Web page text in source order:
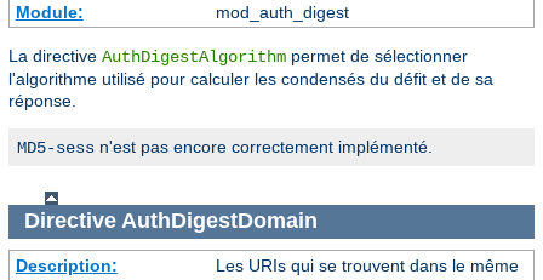
Module:
mod_auth_digest
La directive AuthDigestAlgorithm permet de sélectionner
l'algorithme utilisé pour calculer les condensés du défit et de sa
réponse.
MD5-sess n'est pas encore correctement implémenté.
Directive AuthDigestDomain
Description:
Les URIs qui se trouvent dans le même